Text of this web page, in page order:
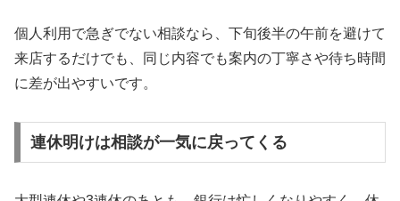
個人利用で急ぎでない相談なら、下旬後半の午前を避けて
来店するだけでも、同じ内容でも案内の丁寧さや待ち時間
に差が出やすいです。
連休明けは相談が一気に戻ってくる